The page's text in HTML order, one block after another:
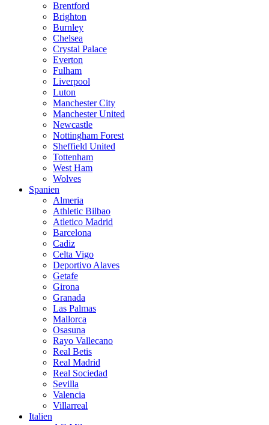
Brentford
Brighton
Burnley
Chelsea
Crystal Palace
Everton
Fulham
Liverpool
Luton
Manchester City
Manchester United
Newcastle
Nottingham Forest
Sheffield United
Tottenham
West Ham
Wolves
Spanien
Almeria
Athletic Bilbao
Atletico Madrid
Barcelona
Cadiz
Celta Vigo
Deportivo Alaves
Getafe
Girona
Granada
Las Palmas
Mallorca
Osasuna
Rayo Vallecano
Real Betis
Real Madrid
Real Sociedad
Sevilla
Valencia
Villarreal
Italien